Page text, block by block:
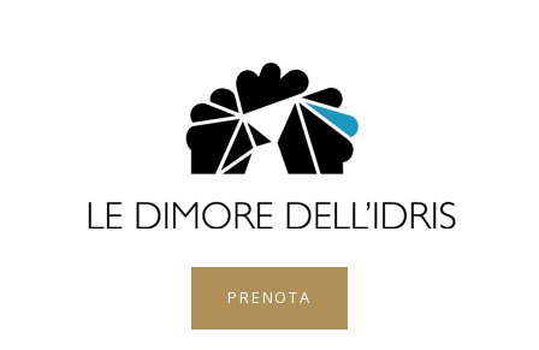
PRENOTA